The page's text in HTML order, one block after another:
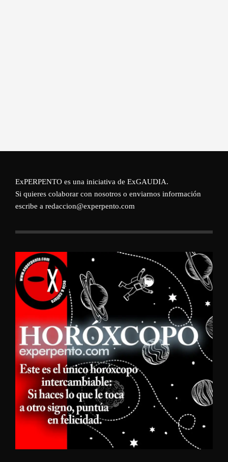
ExPERPENTO es una iniciativa de ExGAUDIA.
Si quieres colaborar con nosotros o enviarnos información
escribe a redaccion@experpento.com